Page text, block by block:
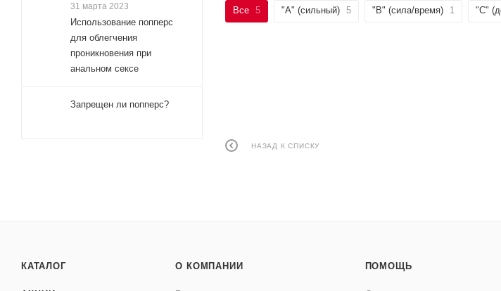
Все 5 "А" (сильный) 5 "B" (сила/время) 1 "C"
НАЗАД К СПИСКУ
31 марта 2023
Использование попперс
для облегчения
проникновения при
анальном сексе
Запрещен ли попперс?
КАТАЛОГ О КОМПАНИИ ПОМОЩЬ